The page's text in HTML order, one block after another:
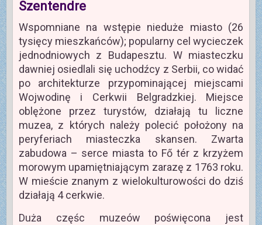
Szentendre
Wspomniane na wstępie nieduże miasto (26
tysięcy mieszkańców); popularny cel wycieczek
jednodniowych z Budapesztu. W miasteczku
dawniej osiedlali się uchodźcy z Serbii, co widać
po architekturze przypominającej miejscami
Wojwodinę i Cerkwii Belgradzkiej. Miejsce
oblężone przez turystów, działają tu liczne
muzea, z których należy polecić położony na
peryferiach miasteczka skansen. Zwarta
zabudowa – serce miasta to Fő tér z krzyżem
morowym upamiętniającym zarazę z 1763 roku.
W mieście znanym z wielokulturowości do dziś
działają 4 cerkwie.
Duża częśc muzeów poświęcona jest